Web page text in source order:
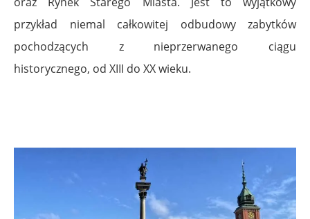
przykład niemal całkowitej odbudowy zabytków
pochodzących z nieprzerwanego ciągu
historycznego, od XIII do XX wieku.